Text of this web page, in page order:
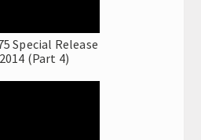
Special Release
(Part 4)